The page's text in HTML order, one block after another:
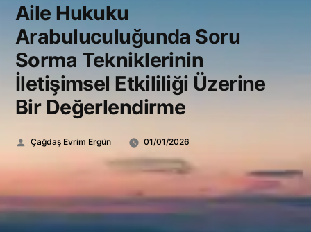
Aile Hukuku
Arabuluculuğunda Soru
Sorma Tekniklerinin
İletişimsel Etkililiği Üzerine
Bir Değerlendirme
Gönderen:
Çağdaş Evrim Ergün 01/01/2026